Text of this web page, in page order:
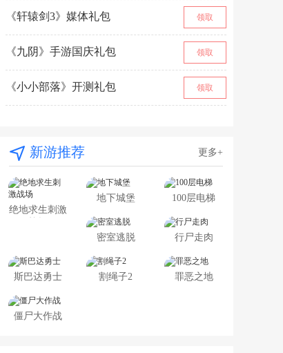
《轩辕剑3》媒体礼包 领取
《九阴》手游国庆礼包 领取
《小小部落》开测礼包 领取
新游推荐 更多+
绝地求生刺激
地下城堡 100层电梯
密室逃脱 行尸走肉
斯巴达勇士 割绳子2 罪恶之地
僵尸大作战